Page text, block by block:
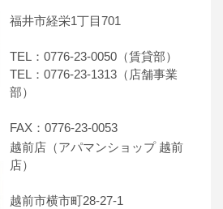
福井市経栄1丁目701
TEL：0776-23-0050（賃貸部）
TEL：0776-23-1313（店舗事業
部）
FAX：0776-23-0053
越前店（アパマンショップ 越前
店）
越前市横市町28-27-1